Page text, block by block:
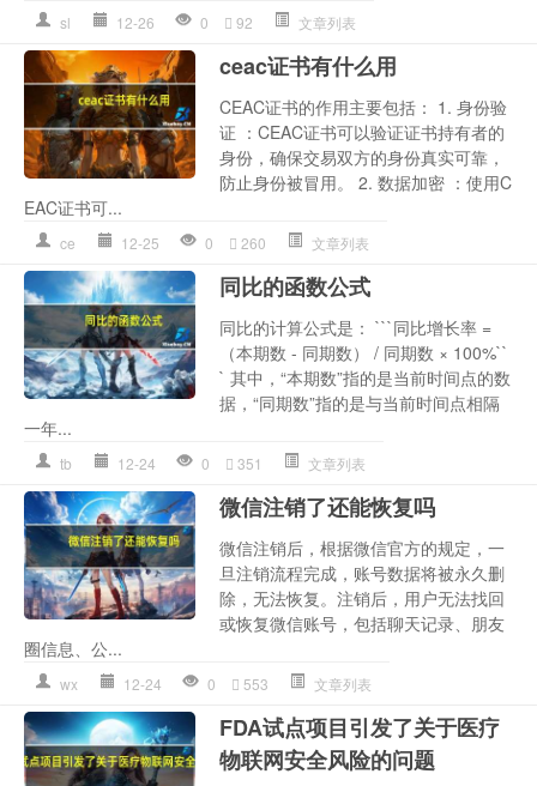
sl 12-26 0 92 文章列表
ceac证书有什么用
CEAC证书的作用主要包括： 1. 身份验
证 ：CEAC证书可以验证证书持有者的
身份，确保交易双方的身份真实可靠，
防止身份被冒用。 2. 数据加密 ：使用C
EAC证书可...
ce 12-25 0 260 文章列表
同比的函数公式
同比的计算公式是： ```同比增长率 =
（本期数 - 同期数） / 同期数 × 100%``
` 其中，“本期数”指的是当前时间点的数
据，“同期数”指的是与当前时间点相隔
一年...
tb 12-24 0 351 文章列表
微信注销了还能恢复吗
微信注销后，根据微信官方的规定，一
旦注销流程完成，账号数据将被永久删
除，无法恢复。注销后，用户无法找回
或恢复微信账号，包括聊天记录、朋友
圈信息、公...
wx 12-24 0 553 文章列表
FDA试点项目引发了关于医疗
物联网安全风险的问题